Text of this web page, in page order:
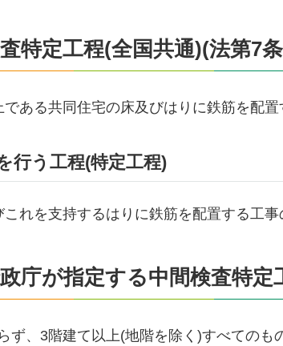
特定工程(全国共通)(法第7
である共同住宅の床及びはりに鉄筋を配
行う工程(特定工程)
これを支持するはりに鉄筋を配置する工事
庁が指定する中間検査特定
ず、3階建て以上(地階を除く)すべてのも